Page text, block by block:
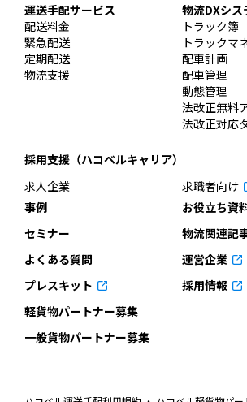
運送手配サービス
配送料金
緊急配送
定期配送
物流支援
物流DXシス
トラック簿
トラックマ
配車計画
配車管理
動態管理
法改正無料
法改正対応
採用支援（ハコベルキャリア）
求人企業
求職者向け
事例
お役立ち資
セミナー
物流関連記
よくある質問
運営企業
プレスキット
採用情報
軽貨物パートナー募集
一般貨物パートナー募集